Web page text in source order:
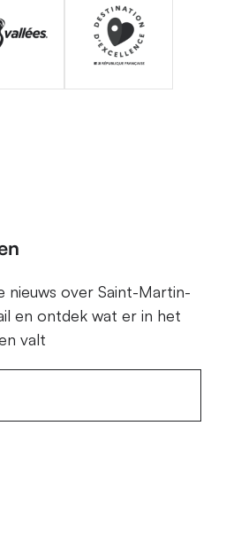
nieuws over Saint-Martin-
en ontdek wat er in het
valt